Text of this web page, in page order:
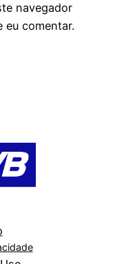
navegador
eu comentar.